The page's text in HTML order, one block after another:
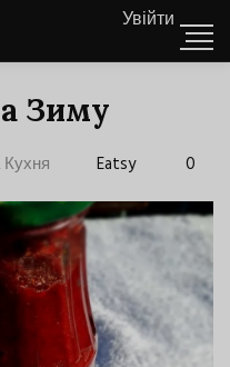
Увійти
Зиму
Eatsy 0